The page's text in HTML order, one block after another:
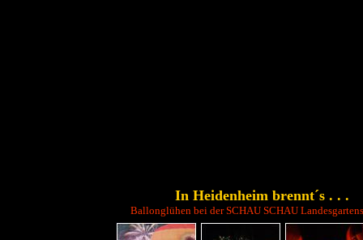
In Heidenheim brennt´s . . .
Ballonglühen bei der SCHAU SCHAU